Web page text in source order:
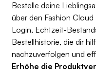
Bestelle deine
über den Fashion
Login, Echtzeit-
Bestellhistorie, die dir
nachzuverfolgen und
Erhöhe die